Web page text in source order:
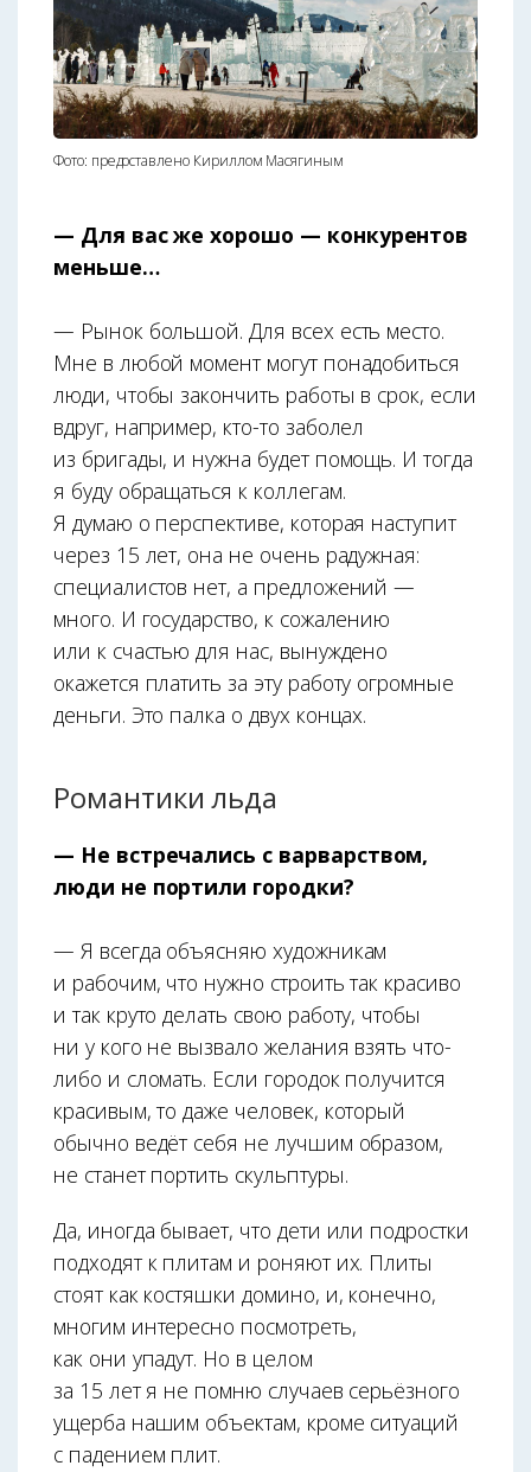
Фото: предоставлено Кириллом Масягиным
— Для вас же хорошо — конкурентов
меньше…
— Рынок большой. Для всех есть место.
Мне в любой момент могут понадобиться
люди, чтобы закончить работы в срок, если
вдруг, например, кто-то заболел
из бригады, и нужна будет помощь. И тогда
я буду обращаться к коллегам.
Я думаю о перспективе, которая наступит
через 15 лет, она не очень радужная:
специалистов нет, а предложений —
много. И государство, к сожалению
или к счастью для нас, вынуждено
окажется платить за эту работу огромные
деньги. Это палка о двух концах.
Романтики льда
— Не встречались с варварством,
люди не портили городки?
— Я всегда объясняю художникам
и рабочим, что нужно строить так красиво
и так круто делать свою работу, чтобы
ни у кого не вызвало желания взять что-
либо и сломать. Если городок получится
красивым, то даже человек, который
обычно ведёт себя не лучшим образом,
не станет портить скульптуры.
Да, иногда бывает, что дети или подростки
подходят к плитам и роняют их. Плиты
стоят как костяшки домино, и, конечно,
многим интересно посмотреть,
как они упадут. Но в целом
за 15 лет я не помню случаев серьёзного
ущерба нашим объектам, кроме ситуаций
с падением плит.